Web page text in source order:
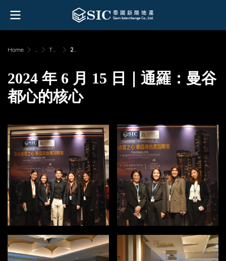
Home ... Thonglor: Heart of Bangkok Metropolis 15 June 2024 2024 年 6 月 15 日｜通羅：曼谷都心的核心
2024 年 6 月 15 日｜通羅：曼谷
都心的核心